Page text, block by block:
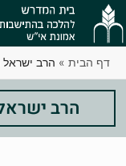
דף הבית » הרב ישראל
הרב